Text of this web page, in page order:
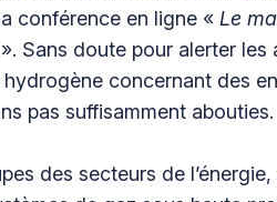
conférence en ligne « Le
». Sans doute pour alerter les
concernant des
pas suffisamment abouties.
des secteurs de